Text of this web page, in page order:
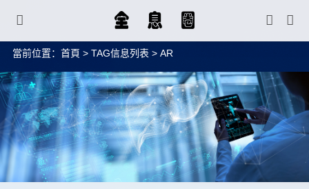
當前位置： 首頁 > TAG信息列表 > AR